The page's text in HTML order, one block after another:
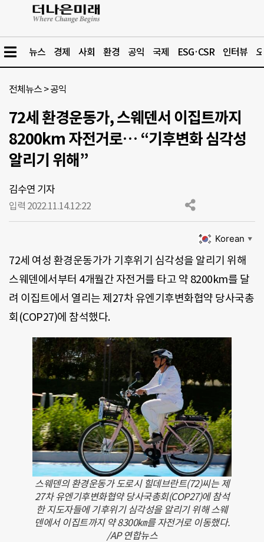
뉴스 경제 사회 환경 공익 국제 ESG·CSR 인터뷰
전체뉴스 >공익
72세 환경운동가, 스웨덴서 이집트까지
8200km 자전거로… “기후변화 심각성
알리기 위해”
김수연 기자
입력 2022.11.14.12:22
Korean ▼
72세 여성 환경운동가가 기후위기 심각성을 알리기 위해
스웨덴에서부터 4개월간 자전거를 타고 약 8200km를 달
려 이집트에서 열리는 제27차 유엔기후변화협약 당사국총
회(COP27)에 참석했다.
스웨덴의 환경운동가 도로시 힐데브란트(72)씨는 제
27차 유엔기후변화협약 당사국총회(COP27)에 참석
한 지도자들에 기후위기 심각성을 알리기 위해 스웨
덴에서 이집트까지 약 8300㎞를 자전거로 이동했다.
/AP 연합뉴스